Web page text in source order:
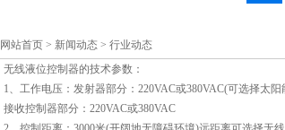
网站首页 > 新闻动态 > 行业动态
无线液位控制器的技术参数：
工作电压：发射器部分：220VAC或380VAC(可选择太阳
控制器部分：220VAC或380VAC